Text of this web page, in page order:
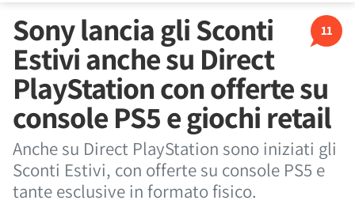
11
Sony lancia gli Sconti
Estivi anche su Direct
PlayStation con offerte su
console PS5 e giochi retail
Anche su Direct PlayStation sono iniziati gli
Sconti Estivi, con offerte su console PS5 e
tante esclusive in formato fisico.